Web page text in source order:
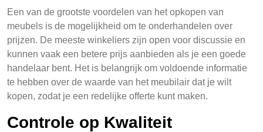
Een van de grootste voordelen van het opkopen van
meubels is de mogelijkheid om te onderhandelen over
prijzen. De meeste winkeliers zijn open voor discussie en
kunnen vaak een betere prijs aanbieden als je een goede
handelaar bent. Het is belangrijk om voldoende informatie
te hebben over de waarde van het meubilair dat je wilt
kopen, zodat je een redelijke offerte kunt maken.
Controle op Kwaliteit